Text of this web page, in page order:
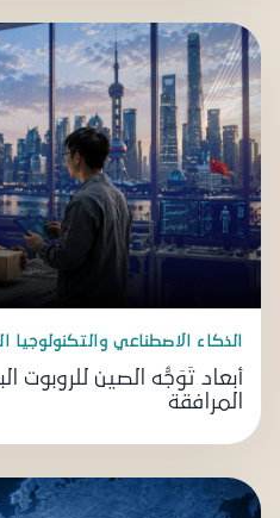
الذكاء الاصطناعي والتكنولوجيا
أبعاد تَوَجُّه الصين للروبوت
المرافقة